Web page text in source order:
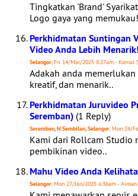
Tingkatkan 'Brand'
Logo gaya yang
Perkhidmatan Suntingan
Video Anda Lebih Menarik!
Selangor, Fri 14/Mar/2025 8:27am - Kamal
Adakah anda
kreatif, dan menarik..
Perkhidmatan Juruvideo
Seremban) (1 Reply)
Seremban, N.Sembilan, Selangor, Mon 24/
Kami dari Rollcam Studio
pembikinan video..
Mahu Video Anda
Selangor, Mon 27/Jan/2025 6:36am -